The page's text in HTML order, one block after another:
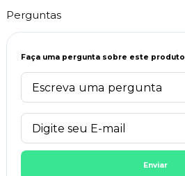
Perguntas
Faça uma pergunta sobre este produto
Enviar